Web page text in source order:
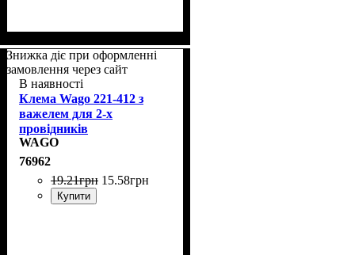
Знижка діє при оформленні
замовлення через сайт
В наявності
Клема Wago 221-412 з
важелем для 2-х
провідників
WAGO
76962
19.21грн 15.58грн
Купити